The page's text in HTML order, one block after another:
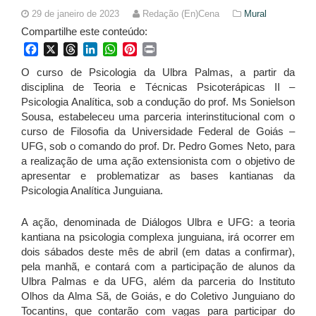
29 de janeiro de 2023 Redação (En)Cena Mural
Compartilhe este conteúdo:
FacebookThreadsLinkedInWhatsApp
Pinterest
O curso de Psicologia da Ulbra Palmas, a partir da
disciplina de Teoria e Técnicas Psicoterápicas II –
Psicologia Analítica, sob a condução do prof. Ms Sonielson
Sousa, estabeleceu uma parceria interinstitucional com o
curso de Filosofia da Universidade Federal de Goiás –
UFG, sob o comando do prof. Dr. Pedro Gomes Neto, para
a realização de uma ação extensionista com o objetivo de
apresentar e problematizar as bases kantianas da
Psicologia Analítica Junguiana.
A ação, denominada de Diálogos Ulbra e UFG: a teoria
kantiana na psicologia complexa junguiana, irá ocorrer em
dois sábados deste mês de abril (em datas a confirmar),
pela manhã, e contará com a participação de alunos da
Ulbra Palmas e da UFG, além da parceria do Instituto
Olhos da Alma Sã, de Goiás, e do Coletivo Junguiano do
Tocantins, que contarão com vagas para participar do